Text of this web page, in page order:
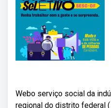
Webo serviço social da
regional do distrito federal